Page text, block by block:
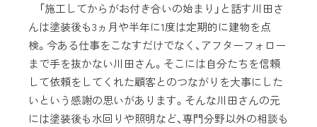
「施工してからがお付き合いの始まり」と話す川田さ
んは塗装後も3ヵ月や半年に1度は定期的に建物を点
検。今ある仕事をこなすだけでなく、アフターフォロー
まで手を抜かない川田さん。そこには自分たちを信頼
して依頼をしてくれた顧客とのつながりを大事にした
いという感謝の思いがあります。そんな川田さんの元
には塗装後も水回りや照明など、専門分野以外の相談も